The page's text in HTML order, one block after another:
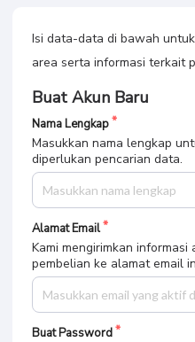
Isi data-data di bawah
area serta informasi terkait
Buat Akun Baru
Nama Lengkap
Masukkan nama lengkap
diperlukan pencarian data.
Alamat Email
Kami mengirimkan informasi
pembelian ke alamat email
Buat Password